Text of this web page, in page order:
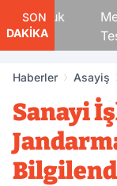
SON
DAKİKA
Haberler Asayiş
Sanayi